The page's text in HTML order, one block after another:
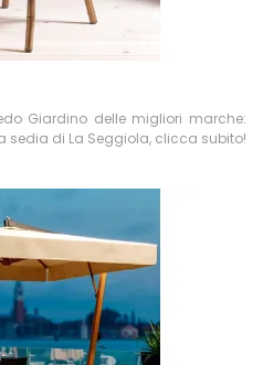
Giardino delle migliori marche:
sedia di La Seggiola, clicca subito!